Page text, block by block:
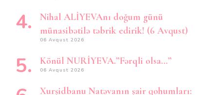
Nihal ALİYEVAnı doğum günü
münasibətilə təbrik edirik! (6 Avqust)
06 Avqust 2026
Könül NURİYEVA.”Fərqli olsa…”
06 Avqust 2026
Xurşidbanu Natəvanın şair qohumları: